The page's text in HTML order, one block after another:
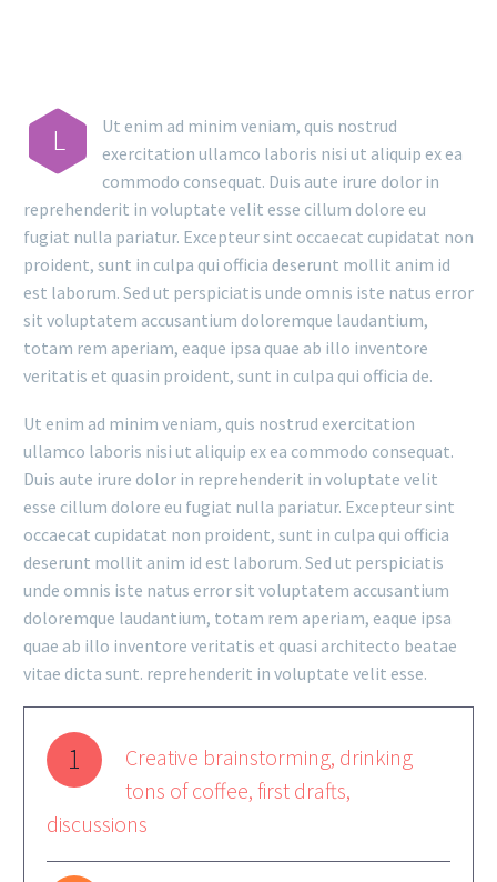
L
Ut enim ad minim veniam, quis nostrud
exercitation ullamco laboris nisi ut aliquip ex ea
commodo consequat. Duis aute irure dolor in
reprehenderit in voluptate velit esse cillum dolore eu
fugiat nulla pariatur. Excepteur sint occaecat cupidatat non
proident, sunt in culpa qui officia deserunt mollit anim id
est laborum. Sed ut perspiciatis unde omnis iste natus error
sit voluptatem accusantium doloremque laudantium,
totam rem aperiam, eaque ipsa quae ab illo inventore
veritatis et quasin proident, sunt in culpa qui officia de.
Ut enim ad minim veniam, quis nostrud exercitation
ullamco laboris nisi ut aliquip ex ea commodo consequat.
Duis aute irure dolor in reprehenderit in voluptate velit
esse cillum dolore eu fugiat nulla pariatur. Excepteur sint
occaecat cupidatat non proident, sunt in culpa qui officia
deserunt mollit anim id est laborum. Sed ut perspiciatis
unde omnis iste natus error sit voluptatem accusantium
doloremque laudantium, totam rem aperiam, eaque ipsa
quae ab illo inventore veritatis et quasi architecto beatae
vitae dicta sunt. reprehenderit in voluptate velit esse.
1
Creative brainstorming, drinking
tons of coffee, first drafts,
discussions